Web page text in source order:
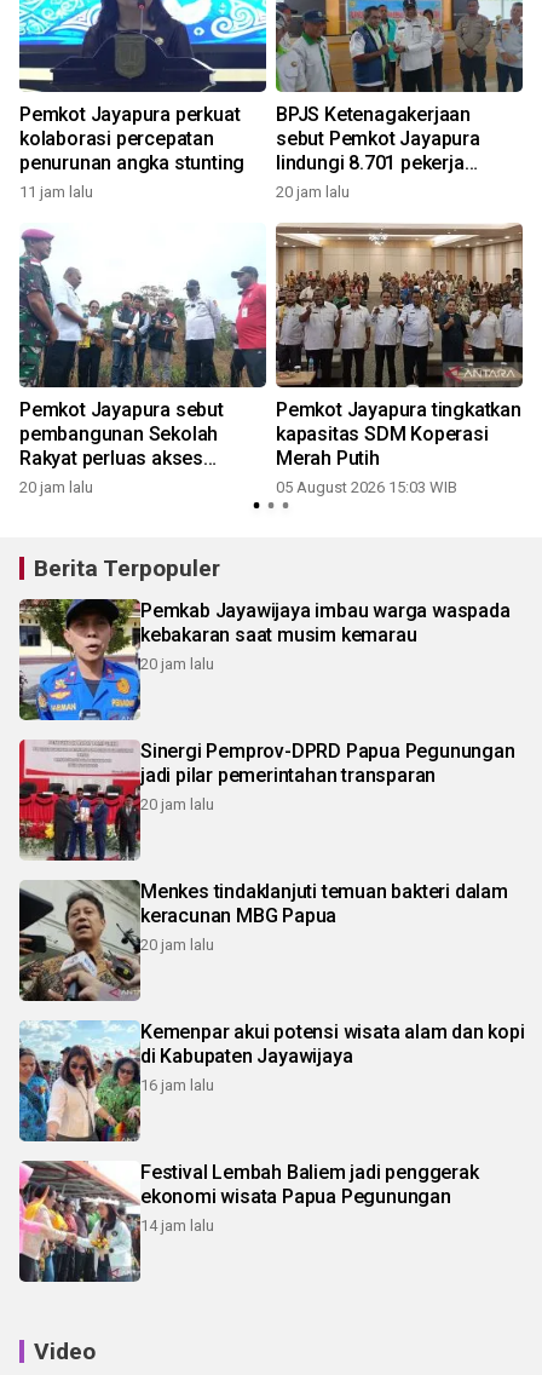
Pemkot Jayapura perkuat
kolaborasi percepatan
penurunan angka stunting
11 jam lalu
BPJS Ketenagakerjaan
sebut Pemkot Jayapura
lindungi 8.701 pekerja
rentan
20 jam lalu
Pemkot Jayapura sebut
pembangunan Sekolah
Rakyat perluas akses
pendidikan
20 jam lalu
Pemkot Jayapura tingkatkan
kapasitas SDM Koperasi
Merah Putih
05 August 2026 15:03 WIB
Berita Terpopuler
Pemkab Jayawijaya imbau warga waspada
kebakaran saat musim kemarau
20 jam lalu
Sinergi Pemprov-DPRD Papua Pegunungan
jadi pilar pemerintahan transparan
20 jam lalu
Menkes tindaklanjuti temuan bakteri dalam
keracunan MBG Papua
20 jam lalu
Kemenpar akui potensi wisata alam dan kopi
di Kabupaten Jayawijaya
16 jam lalu
Festival Lembah Baliem jadi penggerak
ekonomi wisata Papua Pegunungan
14 jam lalu
Video